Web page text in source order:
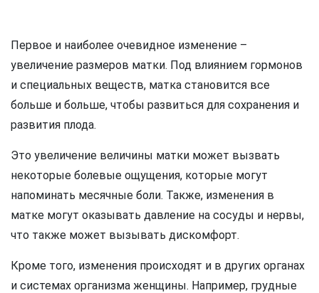
Первое и наиболее очевидное изменение –
увеличение размеров матки. Под влиянием гормонов
и специальных веществ, матка становится все
больше и больше, чтобы развиться для сохранения и
развития плода.
Это увеличение величины матки может вызвать
некоторые болевые ощущения, которые могут
напоминать месячные боли. Также, изменения в
матке могут оказывать давление на сосуды и нервы,
что также может вызывать дискомфорт.
Кроме того, изменения происходят и в других органах
и системах организма женщины. Например, грудные